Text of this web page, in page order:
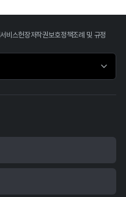
비스헌장저작권보호정책조례 및 규정